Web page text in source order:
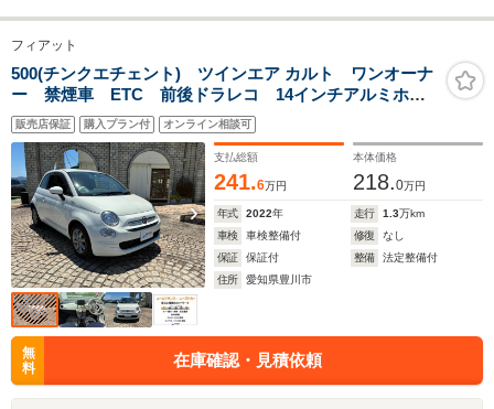
フィアット
500(チンクエチェント) ツインエア カルト ワンオーナ
ー 禁煙車 ETC 前後ドラレコ 14インチアルミホイ
ール 取扱説明書 スペアキー有り
販売店保証 購入プラン付 オンライン相談可
支払総額
241.6万円
本体価格
218.0万円
年式 2022年 走行 1.3万km
車検
車検整備付 修復
なし
保証
保証付 整備
法定整備付
住所
愛知県豊川市
無
料
在庫確認・見積依頼